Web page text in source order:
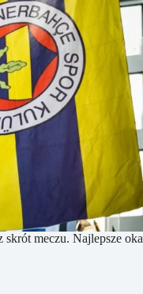
skrót meczu. Najlepsze